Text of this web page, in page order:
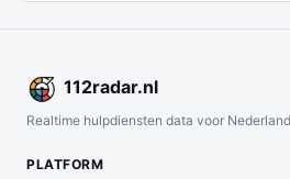
112radar.nl
Realtime hulpdiensten data voor Nederland
PLATFORM